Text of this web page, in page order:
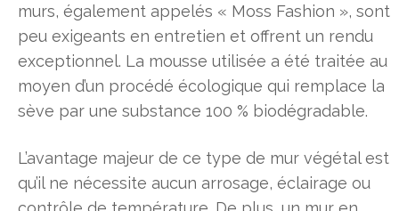
murs, également appelés « Moss Fashion », sont
peu exigeants en entretien et offrent un rendu
exceptionnel. La mousse utilisée a été traitée au
moyen d’un procédé écologique qui remplace la
sève par une substance 100 % biodégradable.
L’avantage majeur de ce type de mur végétal est
qu’il ne nécessite aucun arrosage, éclairage ou